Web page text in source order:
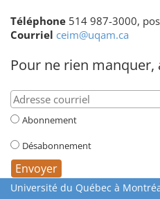
Téléphone 514 987-3000,
Courriel ceim@uqam.ca
Pour ne rien manquer,
Abonnement
Désabonnement
Université du Québec à